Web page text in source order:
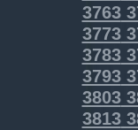
3763
3773
3783
3793
3803
3813